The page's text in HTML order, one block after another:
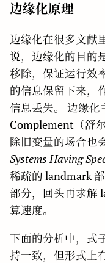
边缘化原理
边缘化在很多文献
说，边缘化的目的
移除，保证运行效
的信息保留下来，
信息丢失。 边缘化
Complement（舒
除旧变量的场合也
Systems Having
稀疏的 landmark
部分，回头再求解
算速度。
下面的分析中，式
持一致，但形式上